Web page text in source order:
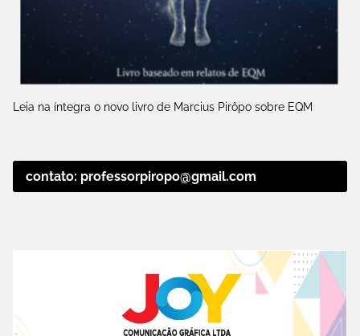
Leia na íntegra o novo livro de Marcius Pirôpo sobre EQM
contato: professorpiropo@gmail.com